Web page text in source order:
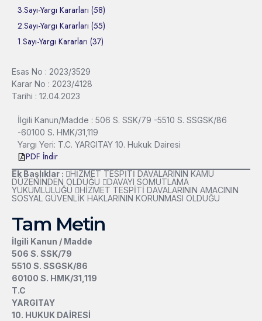
3.Sayı-Yargı Kararları (58)
2.Sayı-Yargı Kararları (55)
1.Sayı-Yargı Kararları (37)
Esas No : 2023/3529
Karar No : 2023/4128
Tarihi : 12.04.2023
İlgili Kanun/Madde : 506 S. SSK/79 -5510 S. SSGSK/86
-60100 S. HMK/31,119
Yargı Yeri: T.C. YARGITAY 10. Hukuk Dairesi
PDF İndir
Ek Başlıklar : HİZMET TESPİTİ DAVALARININ KAMU
DÜZENİNDEN OLDUĞU DAVAYI SOMUTLAMA
YÜKÜMLÜLÜĞÜ HİZMET TESPİTİ DAVALARININ AMACININ
SOSYAL GÜVENLİK HAKLARININ KORUNMASI OLDUĞU
Tam Metin
İlgili Kanun / Madde
506 S. SSK/79
5510 S. SSGSK/86
60100 S. HMK/31,119
T.C
YARGITAY
10. HUKUK DAİRESİ